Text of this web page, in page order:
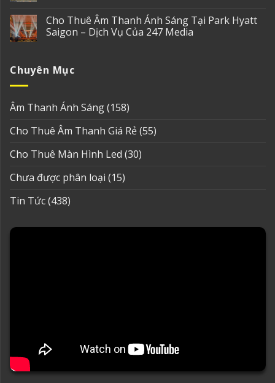
Cho Thuê Âm Thanh Ánh Sáng Tại Park Hyatt
Saigon – Dịch Vụ Của 247 Media
Chuyên Mục
Âm Thanh Ánh Sáng(158)
Cho Thuê Âm Thanh Giá Rẻ(55)
Cho Thuê Màn Hình Led (30)
Chưa được phân loại (15)
Tin Tức(438)